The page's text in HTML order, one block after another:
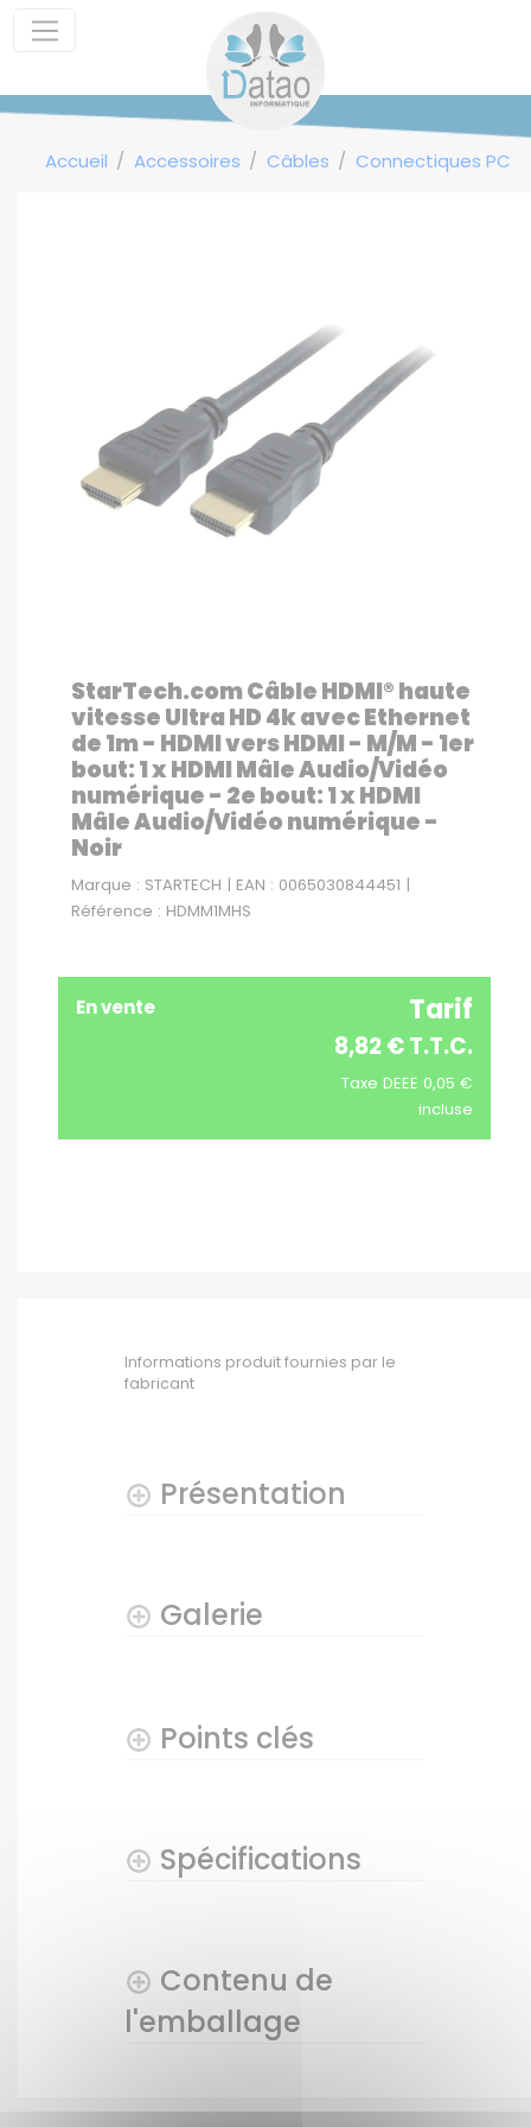
Accueil Accessoires Câbles Connectiques PC
StarTech.com Câble HDMI® haute
vitesse Ultra HD 4k avec Ethernet
de 1m - HDMI vers HDMI - M/M - 1er
bout: 1 x HDMI Mâle Audio/Vidéo
numérique - 2e bout: 1 x HDMI
Mâle Audio/Vidéo numérique -
Noir
Marque : STARTECH | EAN : 0065030844451 |
Référence : HDMM1MHS
En vente Tarif
8,82 € T.T.C.
Taxe DEEE 0,05 €
incluse
Informations produit fournies par le
fabricant
Présentation
Galerie
Points clés
Spécifications
Contenu de
l'emballage
Panneau de gestion des cookies